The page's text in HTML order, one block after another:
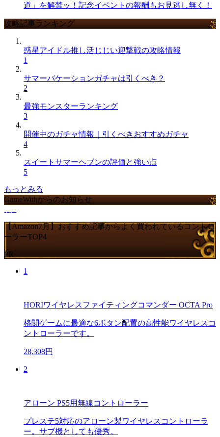
道」を解禁ッ！記念イベントの報酬もお見逃し無く！
攻略記事ランキング
惑星アイドル推し活じじい迎撃戦の攻略情報
1
サマーバケーションガチャは引くべき？
2
最強モンスターランキング
3
開催中のガチャ情報｜引くべきおすすめガチャ
4
スイートサマーヘブンの評価と強い点
5
もっとみる
GameWithからのお知らせ
【Amazon7月】おすすめ記事からよく買われているコントロ
ーラーTOP4
PR
1
HORIワイヤレスファイティングコマンダー OCTA Pro
格闘ゲームに最適な6ボタン配置の高性能ワイヤレスコ
ントローラーです。
28,308円
2
アローン PS5用無線コントローラー
プレステ5対応のアローン製ワイヤレスコントローラ
ー。サブ機としても優秀。